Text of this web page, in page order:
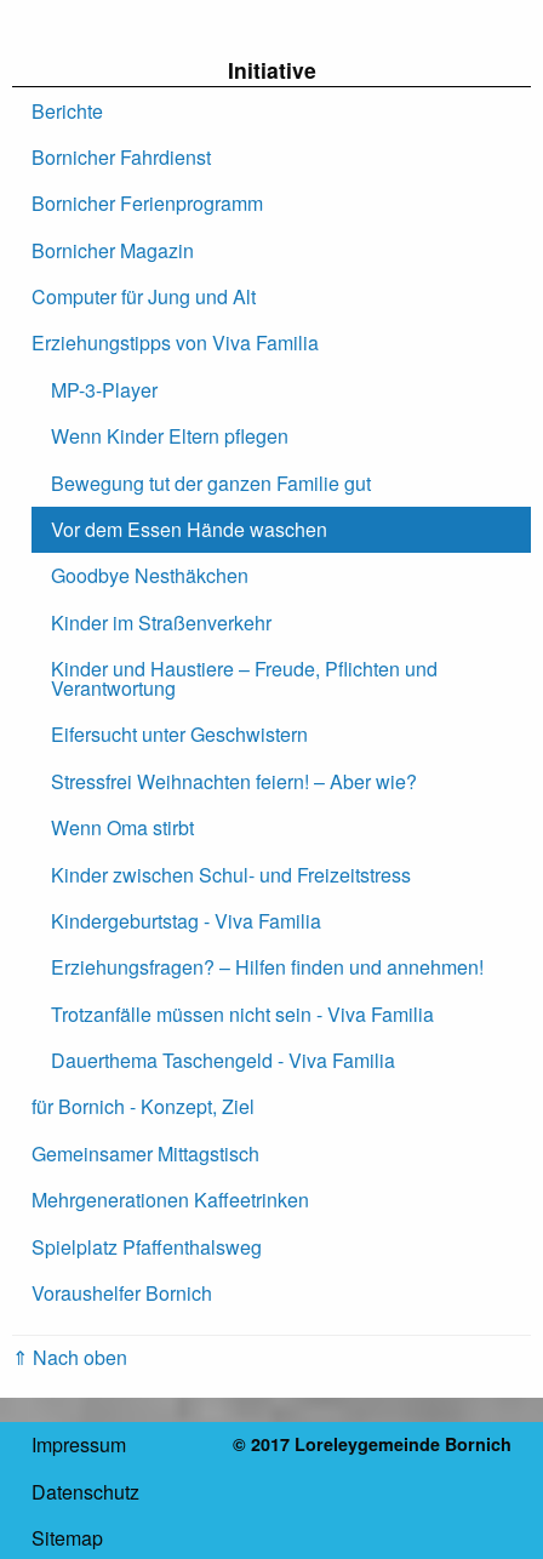
Initiative
Berichte
Bornicher Fahrdienst
Bornicher Ferienprogramm
Bornicher Magazin
Computer für Jung und Alt
Erziehungstipps von Viva Familia
MP-3-Player
Wenn Kinder Eltern pflegen
Bewegung tut der ganzen Familie gut
Vor dem Essen Hände waschen
Goodbye Nesthäkchen
Kinder im Straßenverkehr
Kinder und Haustiere – Freude, Pflichten und
Verantwortung
Eifersucht unter Geschwistern
Stressfrei Weihnachten feiern! – Aber wie?
Wenn Oma stirbt
Kinder zwischen Schul- und Freizeitstress
Kindergeburtstag - Viva Familia
Erziehungsfragen? – Hilfen finden und annehmen!
Trotzanfälle müssen nicht sein - Viva Familia
Dauerthema Taschengeld - Viva Familia
für Bornich - Konzept, Ziel
Gemeinsamer Mittagstisch
Mehrgenerationen Kaffeetrinken
Spielplatz Pfaffenthalsweg
Voraushelfer Bornich
⇑ Nach oben
Impressum
Datenschutz
Sitemap
© 2017 Loreleygemeinde Bornich